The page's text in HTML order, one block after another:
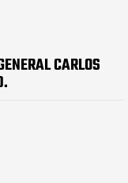
CARLOS